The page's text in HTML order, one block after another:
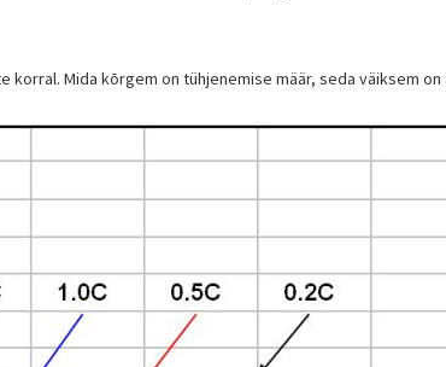
Mida kõrgem on tühjenemise määr, seda väiksem on